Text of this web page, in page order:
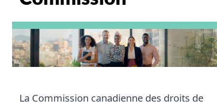
La Commission canadienne des droits de